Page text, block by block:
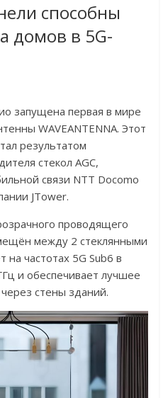
способны
домов в 5G-
запущена первая в мире
WAVEANTENNA. Этот
результатом
стекол AGC,
связи NTT Docomo
JTower.
проводящего
между 2 стеклянными
на частотах 5G Sub6 в
и обеспечивает лучшее
стены зданий.